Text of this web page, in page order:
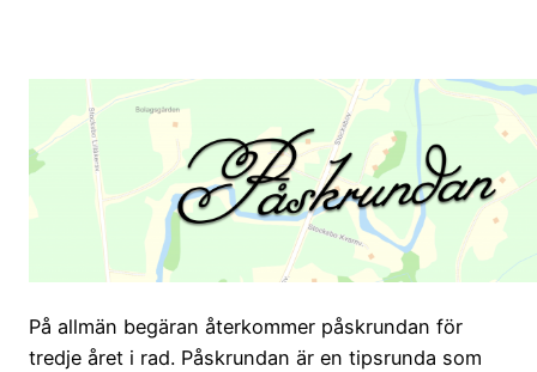
På allmän begäran återkommer påskrundan för
tredje året i rad. Påskrundan är en tipsrunda som